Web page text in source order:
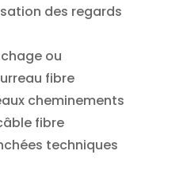
des regards
ou
fibre
cheminements
fibre
techniques